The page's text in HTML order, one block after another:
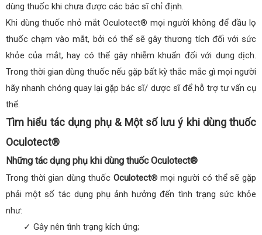
dùng thuốc khi chưa được các bác sĩ chỉ định.
Khi dùng thuốc nhỏ mắt Oculotect® mọi người không để đầu lọ
thuốc chạm vào mắt, bởi có thể sẽ gây thương tích đối với sức
khỏe của mắt, hay có thể gây nhiễm khuẩn đối với dung dịch.
Trong thời gian dùng thuốc nếu gặp bất kỳ thắc mắc gì mọi người
hãy nhanh chóng quay lại gặp bác sĩ/ dược sĩ để hỗ trợ tư vấn cụ
thể.
Tìm hiểu tác dụng phụ & Một số lưu ý khi dùng thuốc
Oculotect®
Những tác dụng phụ khi dùng thuốc Oculotect®
Trong thời gian dùng thuốc Oculotect® mọi người có thể sẽ gặp
phải một số tác dụng phụ ảnh hưởng đến tình trạng sức khỏe
như:
✓ Gây nên tình trạng kích ứng;